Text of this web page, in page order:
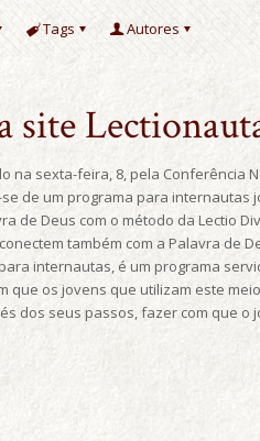
Tags Autores
site
na sexta-feira, 8, pela Conferência
de um programa para
de Deus com o método da Lectio
também com a Palavra de
internautas, é um programa
que os jovens que utilizam este
dos seus passos, fazer com que